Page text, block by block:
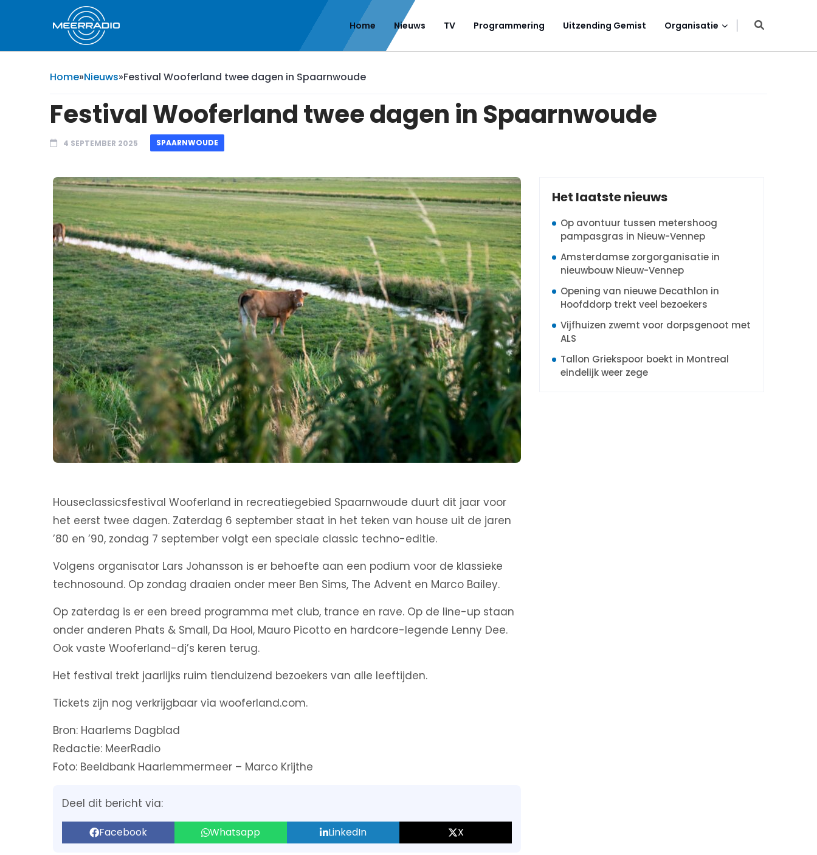
Home Nieuws TV Programmering Uitzending Gemist Organisatie
Home»Nieuws»Festival Wooferland twee dagen in Spaarnwoude
Festival Wooferland twee dagen in Spaarnwoude
4 SEPTEMBER 2025 SPAARNWOUDE
Houseclassicsfestival Wooferland in recreatiegebied Spaarnwoude duurt dit jaar voor
het eerst twee dagen. Zaterdag 6 september staat in het teken van house uit de jaren
’80 en ’90, zondag 7 september volgt een speciale classic techno-editie.
Volgens organisator Lars Johansson is er behoefte aan een podium voor de klassieke
technosound. Op zondag draaien onder meer Ben Sims, The Advent en Marco Bailey.
Op zaterdag is er een breed programma met club, trance en rave. Op de line-up staan
onder anderen Phats & Small, Da Hool, Mauro Picotto en hardcore-legende Lenny Dee.
Ook vaste Wooferland-dj’s keren terug.
Het festival trekt jaarlijks ruim tienduizend bezoekers van alle leeftijden.
Tickets zijn nog verkrijgbaar via wooferland.com.
Bron: Haarlems Dagblad
Redactie: MeerRadio
Foto: Beeldbank Haarlemmermeer – Marco Krijthe
Deel dit bericht via:
Facebook Whatsapp LinkedIn X
Het laatste nieuws
Op avontuur tussen metershoog
pampasgras in Nieuw-Vennep
Amsterdamse zorgorganisatie in
nieuwbouw Nieuw-Vennep
Opening van nieuwe Decathlon in
Hoofddorp trekt veel bezoekers
Vijfhuizen zwemt voor dorpsgenoot met
ALS
Tallon Griekspoor boekt in Montreal
eindelijk weer zege